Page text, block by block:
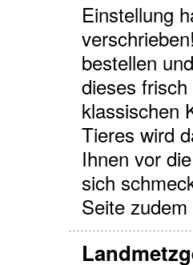
Einstellung
bestellen
dieses
klassischen
Tieres wird
Ihnen vor
sich
Seite